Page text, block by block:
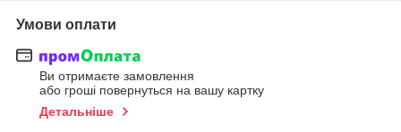
Умови оплати
Ви отримаєте замовлення
або гроші повернуться на вашу картку
Детальніше